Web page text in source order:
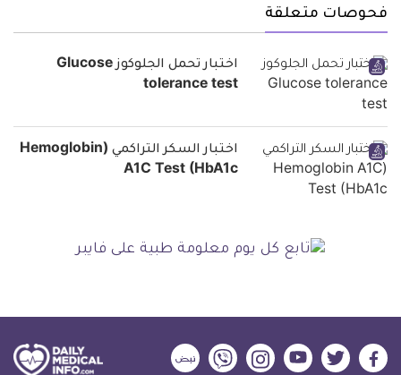
فحوصات متعلقة
اختبار تحمل الجلوكوز Glucose
tolerance test
اختبار السكر التراكمي (Hemoglobin
A1C Test (HbA1c
ديلي
ديلي
ديلي
ديلي
ديلي
ديلي